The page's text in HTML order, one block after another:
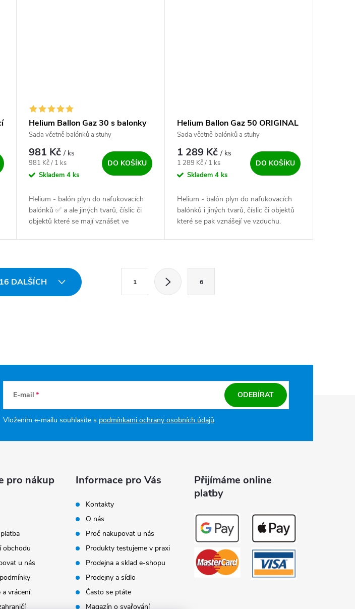
Helium Ballon Gaz 30 s balonky
Sada včetně balónků a stuhy
981 Kč/ ks
Měrná cena:
981 Kč / 1 ks
Skladem 4 ks
DO KOŠÍKU
Helium - balón plyn do nafukovacích
balónků ✅ a ale jiných tvarů, číslic či
objektů které se mají vznášet ve
Helium Ballon Gaz 50 ORIGINAL
Sada včetně balónků a stuhy
1 289 Kč/ ks
Měrná cena:
1 289 Kč / 1 ks
Skladem 4 ks
DO KOŠÍKU
Helium - balón plyn do nafukovacích
balónků i jiných tvarů, číslic či objektů
které se pak vznášejí ve vzduchu.
DALŠÍCH Stránkování
1 6
E-mail
Vložením e-mailu souhlasíte s podmínkami ochrany osobních údajů
ODEBÍRAT
pro nákup
obchodu
u nás
a vrácení
Informace pro Vás
Kontakty
O nás
Proč nakupovat u nás
Produkty testujeme v praxi
Prodejna a sklad e-shopu
Prodejny a sídlo
Často se ptáte
Magazín o svařování
Přijímáme online
platby